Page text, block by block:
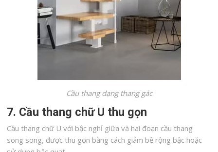
Cầu thang dạng thang gác
7. Cầu thang chữ U thu gọn
Cầu thang chữ U với bậc nghỉ giữa và hai đoạn cầu thang
song song, được thu gọn bằng cách giảm bề rộng bậc hoặc